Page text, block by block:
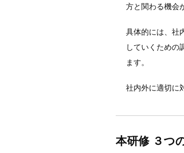
方と関わる機会
具体的には、社
していくための
ます。
社内外に適切に
本研修 ３つ